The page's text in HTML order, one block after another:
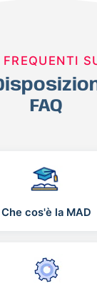
FAQ
Che cos'è la MAD